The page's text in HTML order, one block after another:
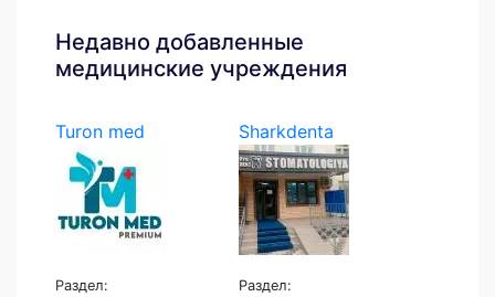
Недавно добавленные
медицинские учреждения
Turon med
Раздел:
Sharkdenta
Раздел: